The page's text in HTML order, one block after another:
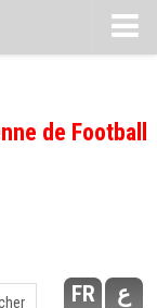
de Football
FR ع